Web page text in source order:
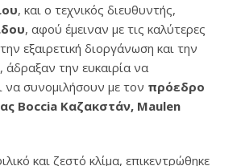
, και ο τεχνικός διευθυντής,
, αφού έμειναν με τις καλύτερες
εξαιρετική διοργάνωση και την
άδραξαν την ευκαιρία να
να συνομιλήσουν με τον πρόεδρο
Boccia Καζακστάν, Maulen
και ζεστό κλίμα, επικεντρώθηκε